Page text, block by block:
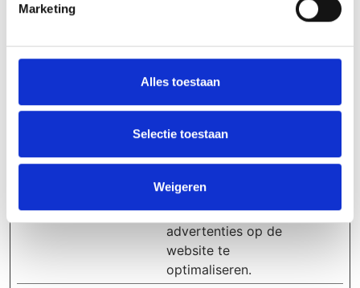
Marketing
Alles toestaan
Selectie toestaan
Weigeren
hun services
rate tussen de
gebruiker en de
advertentiebanners
dient om de
relevantie van de
advertenties op de
website te
optimaliseren.
ent